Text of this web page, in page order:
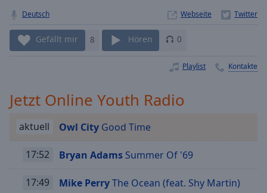
Seek to
live,
currently
behind
liveLIVE
Playback
Chapters
Deutsch Webseite
Gefällt mir 8 Hören 0
Playlist Kontakte
Jetzt Online Youth Radio
aktuell Owl City Good Time
17:52 Bryan Adams Summer Of '69
17:49 Mike PerryThe Ocean (feat. Shy Martin)